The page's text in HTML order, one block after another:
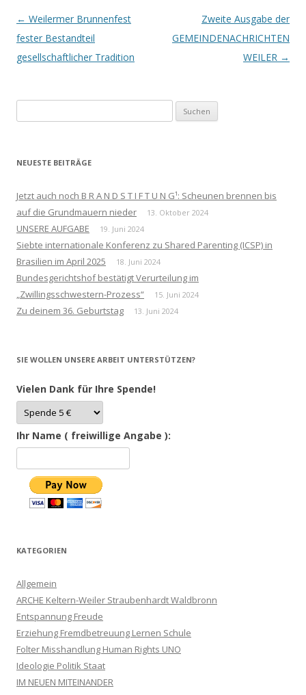
Beitrags-
Navigation
← Weilermer Brunnenfest
fester Bestandteil
gesellschaftlicher Tradition
Zweite Ausgabe der
GEMEINDENACHRICHTEN
WEILER →
nach:
NEUESTE BEITRÄGE
Jetzt auch noch B R A N D S T I F T U N G¹: Scheunen brennen bis
auf die Grundmauern nieder
13. Oktober 2024
UNSERE AUFGABE 19. Juni 2024
Siebte internationale Konferenz zu Shared Parenting (ICSP) in
Brasilien im April 2025
18. Juni 2024
Bundesgerichtshof bestätigt Verurteilung im
„Zwillingsschwestern-Prozess“
15. Juni 2024
Zu deinem 36. Geburtstag 13. Juni 2024
SIE WOLLEN UNSERE ARBEIT UNTERSTÜTZEN?
Vielen Dank für Ihre Spende!
Ihr Name ( freiwillige Angabe ):
KATEGORIEN
Allgemein
ARCHE Keltern-Weiler Straubenhardt Waldbronn
Entspannung Freude
Erziehung Fremdbetreuung Lernen Schule
Folter Misshandlung Human Rights UNO
Ideologie Politik Staat
IM NEUEN MITEINANDER